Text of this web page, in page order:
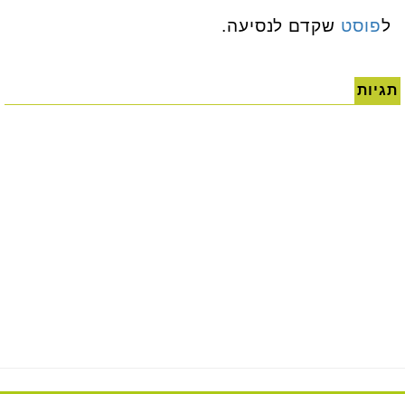
לפוסט שקדם לנסיעה.
תגיות